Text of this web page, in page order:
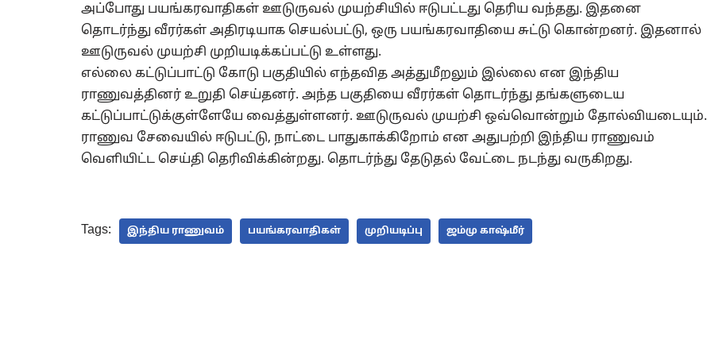
அப்போது பயங்கரவாதிகள் ஊடுருவல் முயற்சியில் ஈடுபட்டது தெரிய வந்தது. இதனை
தொடர்ந்து வீரர்கள் அதிரடியாக செயல்பட்டு, ஒரு பயங்கரவாதியை சுட்டு கொன்றனர். இதனால்
ஊடுருவல் முயற்சி முறியடிக்கப்பட்டு உள்ளது.
எல்லை கட்டுப்பாட்டு கோடு பகுதியில் எந்தவித அத்துமீறலும் இல்லை என இந்திய
ராணுவத்தினர் உறுதி செய்தனர். அந்த பகுதியை வீரர்கள் தொடர்ந்து தங்களுடைய
கட்டுப்பாட்டுக்குள்ளேயே வைத்துள்ளனர். ஊடுருவல் முயற்சி ஒவ்வொன்றும் தோல்வியடையும்.
ராணுவ சேவையில் ஈடுபட்டு, நாட்டை பாதுகாக்கிறோம் என அதுபற்றி இந்திய ராணுவம்
வெளியிட்ட செய்தி தெரிவிக்கின்றது. தொடர்ந்து தேடுதல் வேட்டை நடந்து வருகிறது.
Tags: இந்திய ராணுவம் பயங்கரவாதிகள் முறியடிப்பு ஜம்மு காஷ்மீர்